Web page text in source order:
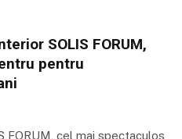
SOLIS FORUM,
pentru
FORUM, cel mai spectaculos